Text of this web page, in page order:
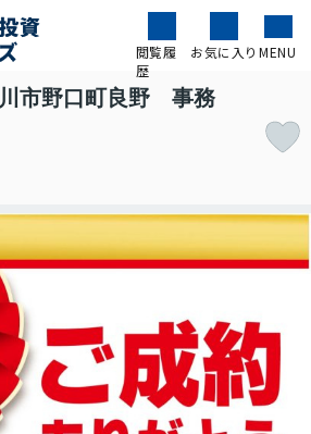
閲覧履
歴
お気に入り MENU
市野口町良野 事務